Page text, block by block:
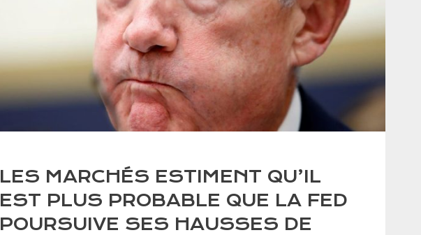
LES MARCHÉS ESTIMENT QU’IL
EST PLUS PROBABLE QUE LA FED
POURSUIVE SES HAUSSES DE